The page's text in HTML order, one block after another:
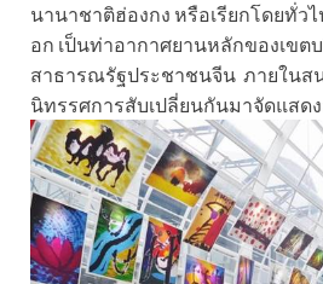
นานาชาติฮ่องกง หรือเรียกโดยทั่ว
อก เป็นท่าอากาศยานหลักของเขต
สาธารณรัฐประชาชนจีน ภายในส
นิทรรศการสับเปลี่ยนกันมาจัดแสดง